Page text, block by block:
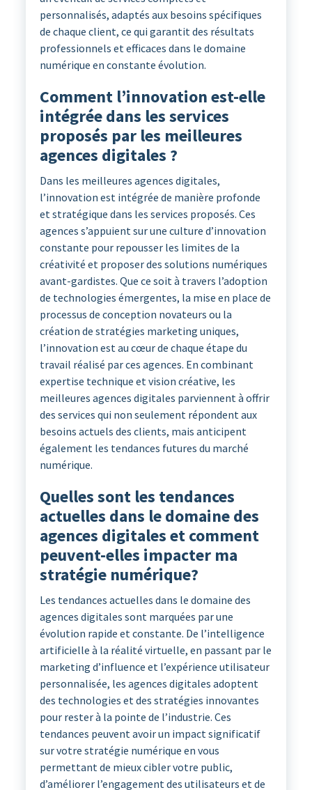
personnalisés, adaptés aux besoins spécifiques
de chaque client, ce qui garantit des résultats
professionnels et efficaces dans le domaine
numérique en constante évolution.
Comment l’innovation est-elle
intégrée dans les services
proposés par les meilleures
agences digitales ?
Dans les meilleures agences digitales,
l’innovation est intégrée de manière profonde
et stratégique dans les services proposés. Ces
agences s’appuient sur une culture d’innovation
constante pour repousser les limites de la
créativité et proposer des solutions numériques
avant-gardistes. Que ce soit à travers l’adoption
de technologies émergentes, la mise en place de
processus de conception novateurs ou la
création de stratégies marketing uniques,
l’innovation est au cœur de chaque étape du
travail réalisé par ces agences. En combinant
expertise technique et vision créative, les
meilleures agences digitales parviennent à offrir
des services qui non seulement répondent aux
besoins actuels des clients, mais anticipent
également les tendances futures du marché
numérique.
Quelles sont les tendances
actuelles dans le domaine des
agences digitales et comment
peuvent-elles impacter ma
stratégie numérique?
Les tendances actuelles dans le domaine des
agences digitales sont marquées par une
évolution rapide et constante. De l’intelligence
artificielle à la réalité virtuelle, en passant par le
marketing d’influence et l’expérience utilisateur
personnalisée, les agences digitales adoptent
des technologies et des stratégies innovantes
pour rester à la pointe de l’industrie. Ces
tendances peuvent avoir un impact significatif
sur votre stratégie numérique en vous
permettant de mieux cibler votre public,
d’améliorer l’engagement des utilisateurs et de